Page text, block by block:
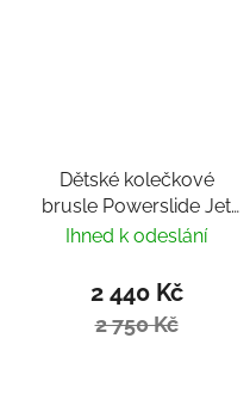
Dětské kolečkové
brusle Powerslide Jet
Blackberry nastavitelné
Ihned k odeslání
2 440 Kč
2 750 Kč